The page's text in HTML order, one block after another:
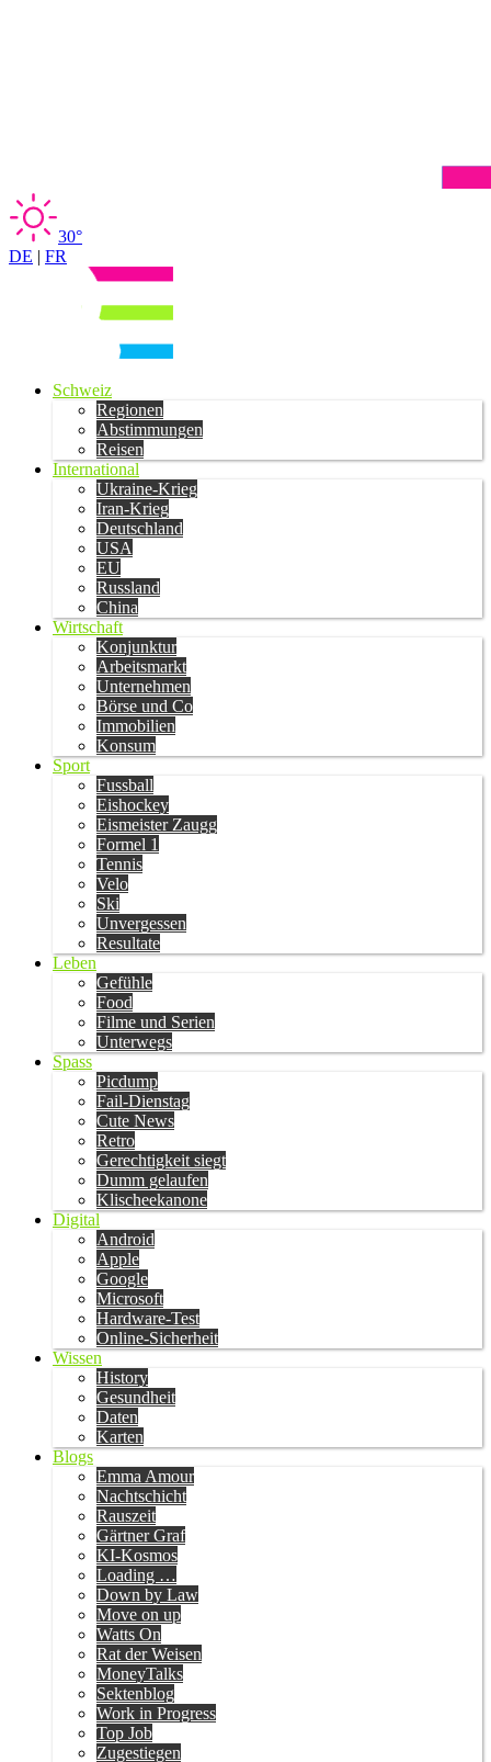
30°
DE | FR
Schweiz
Regionen
Abstimmungen
Reisen
International
Ukraine-Krieg
Iran-Krieg
Deutschland
USA
EU
Russland
China
Wirtschaft
Konjunktur
Arbeitsmarkt
Unternehmen
Börse und Co
Immobilien
Konsum
Sport
Fussball
Eishockey
Eismeister Zaugg
Formel 1
Tennis
Velo
Ski
Unvergessen
Resultate
Leben
Gefühle
Food
Filme und Serien
Unterwegs
Spass
Picdump
Fail-Dienstag
Cute News
Retro
Gerechtigkeit siegt
Dumm gelaufen
Klischeekanone
Digital
Android
Apple
Google
Microsoft
Hardware-Test
Online-Sicherheit
Wissen
History
Gesundheit
Daten
Karten
Blogs
Emma Amour
Nachtschicht
Rauszeit
Gärtner Graf
KI-Kosmos
Loading …
Down by Law
Move on up
Watts On
Rat der Weisen
MoneyTalks
Sektenblog
Work in Progress
Top Job
Zugestiegen